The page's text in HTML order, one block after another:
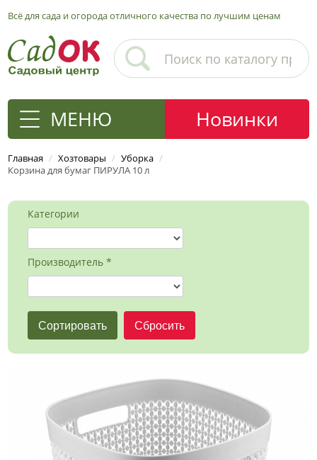
Всё для сада и огорода отличного качества по лучшим ценам
МЕНЮ Новинки
Главная / Хозтовары / Уборка /
Корзина для бумаг ПИРУЛА 10 л
Категории
Производитель *